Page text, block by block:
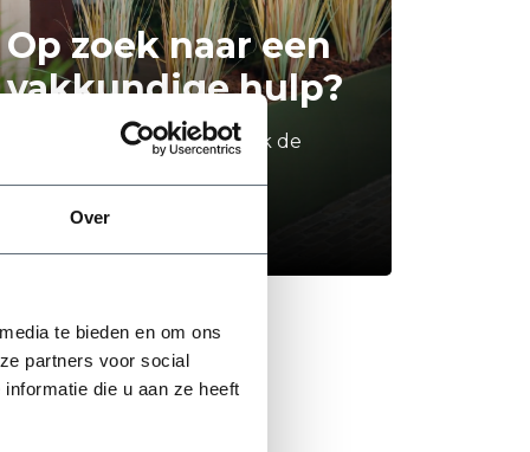
Over
te bieden en om ons
partners voor social
die u aan ze heeft
Op zoek naar een
vakkundige hulp?
Neem contact op of bezoek de
Stel je vraag